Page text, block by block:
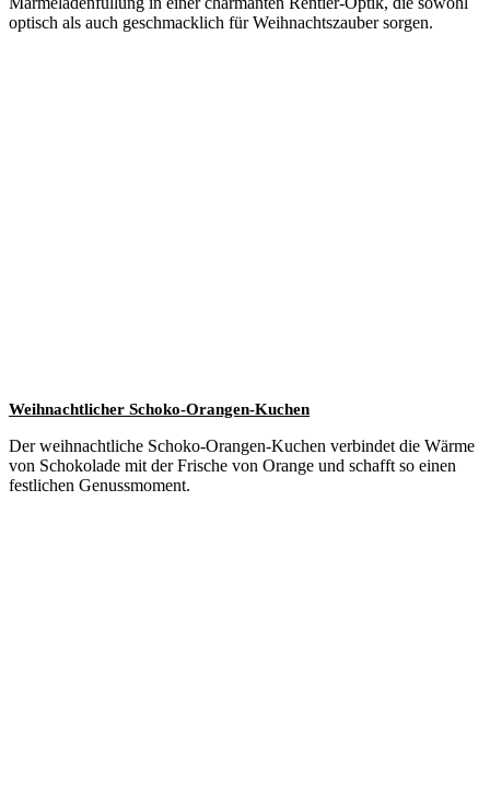
optisch als auch geschmacklich für Weihnachtszauber sorgen.
Weihnachtlicher Schoko-Orangen-Kuchen
Der weihnachtliche Schoko-Orangen-Kuchen verbindet die Wärme
von Schokolade mit der Frische von Orange und schafft so einen
festlichen Genussmoment.